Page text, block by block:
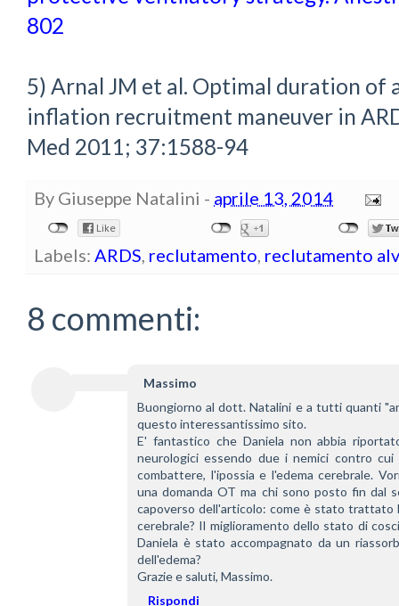
802
5) Arnal JM et al. Optimal duration of
inflation recruitment maneuver in
Med 2011; 37:1588-94
By Giuseppe Natalini - aprile 13, 2014
Labels: ARDS, reclutamento, reclutamento
8 commenti:
Massimo
Buongiorno al dott. Natalini e a tutti quanti
questo interessantissimo sito.
E' fantastico che Daniela non abbia
neurologici essendo due i nemici contro cui
combattere, l'ipossia e l'edema cerebrale.
una domanda OT ma chi sono posto fin dal
capoverso dell'articolo: come è stato trattato
cerebrale? Il miglioramento dello stato di
Daniela è stato accompagnato da un
dell'edema?
Grazie e saluti, Massimo.
Rispondi